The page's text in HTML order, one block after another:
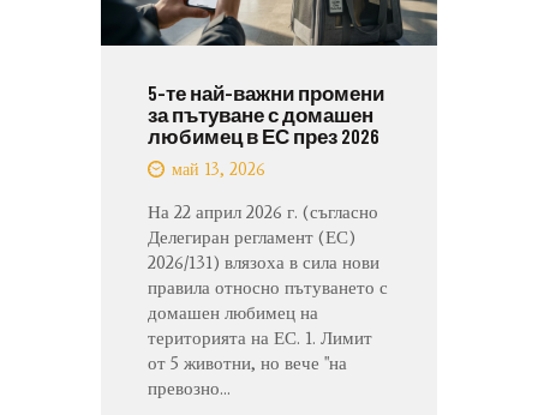
КОНТАКТ
5-те най-важни промени
за пътуване с домашен
любимец в ЕС през 2026
май 13, 2026
На 22 април 2026 г. (съгласно
Делегиран регламент (ЕС)
2026/131) влязоха в сила нови
правила относно пътуването с
домашен любимец на
територията на ЕС. 1. Лимит
от 5 животни, но вече "на
превозно…